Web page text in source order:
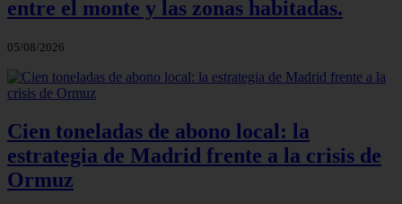
entre el monte y las zonas habitadas.
05/08/2026
Cien toneladas de abono local: la
estrategia de Madrid frente a la crisis de
Ormuz